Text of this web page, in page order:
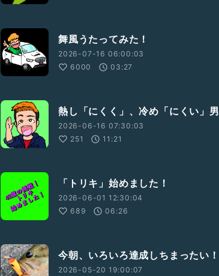
舞風うたってみた！
2026-07-16 06:00:03
6000
03:27
熱し「にくく」、冷め「にくい」男
2026-06-16 07:30:03
251
11:21
「トリキ」始めました！
2026-06-01 12:30:04
689
06:26
今朝、いろいろ達成しちまったい！
2026-05-20 19:00:07